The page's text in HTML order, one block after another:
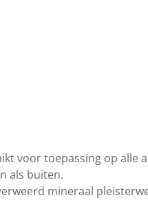
voor toepassing op
als buiten.
mineraal